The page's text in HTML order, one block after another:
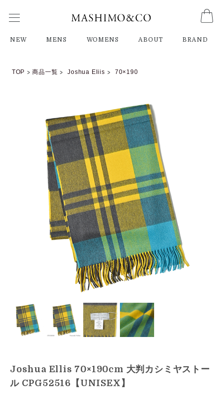
NEW MENS WOMENS ABOUT BRAND
TOP 商品一覧 Joshua Eliis 70×190
Joshua Ellis 70×190cm 大判カシミヤストー
ル CPG52516【UNISEX】